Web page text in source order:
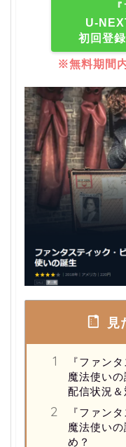
U-
初回登
※無料期間
見
『ファン
魔法使い
配信状況
『ファン
魔法使い
め？